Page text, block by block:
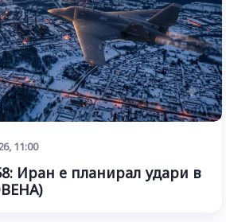
11:00
Иран е планирал удари в